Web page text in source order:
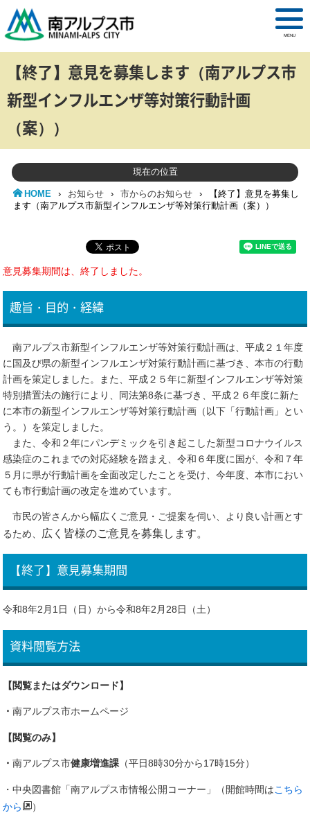
MENU
【終了】意見を募集します（南アルプス市
新型インフルエンザ等対策行動計画
（案））
現在の位置
HOME › お知らせ › 市からのお知らせ ›
【終了】意見を募集し
ます（南アルプス市新型インフルエンザ等対策行動計画（案））
意見募集期間は、終了しました。
趣旨・目的・経緯
南アルプス市新型インフルエンザ等対策行動計画は、平成２１年度
に国及び県の新型インフルエンザ対策行動計画に基づき、本市の行動
計画を策定しました。また、平成２５年に新型インフルエンザ等対策
特別措置法の施行により、同法第8条に基づき、平成２６年度に新た
に本市の新型インフルエンザ等対策行動計画（以下「行動計画」とい
う。）を策定しました。
また、令和２年にパンデミックを引き起こした新型コロナウイルス
感染症のこれまでの対応経験を踏まえ、令和６年度に国が、令和７年
５月に県が行動計画を全面改定したことを受け、今年度、本市におい
ても市行動計画の改定を進めています。
市民の皆さんから幅広くご意見・ご提案を伺い、より良い計画とす
るため、 広く皆様のご意見を募集します。
【終了】意見募集期間
令和8年2月1日（日）から令和8年2月28日（土）
資料閲覧方法
【閲覧またはダウンロード】
・南アルプス市ホームページ
【閲覧のみ】
・南アルプス市健康増進課 （平日8時30分から17時15分）
・中央図書館「南アルプス市情報公開コーナー」（開館時間はこちら
から
）